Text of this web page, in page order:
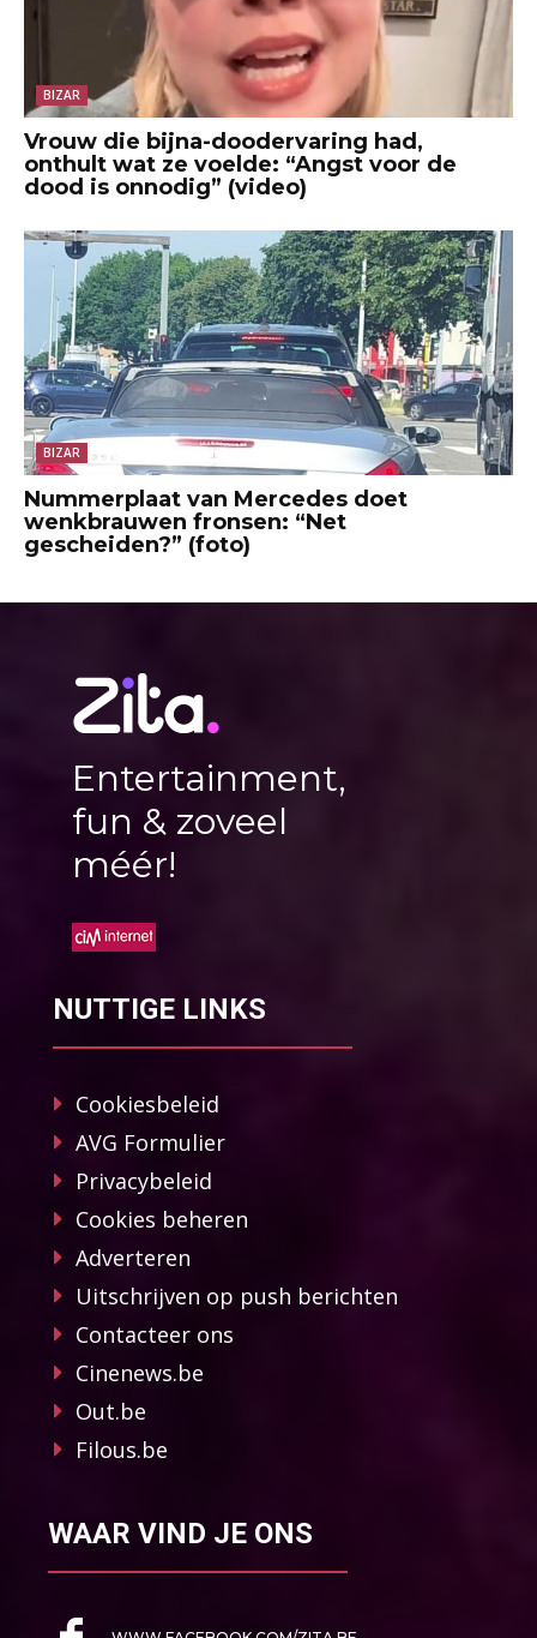
BIZAR
Vrouw die bijna-doodervaring had,
onthult wat ze voelde: “Angst voor de
dood is onnodig” (video)
BIZAR
Nummerplaat van Mercedes doet
wenkbrauwen fronsen: “Net
gescheiden?” (foto)
Entertainment,
fun & zoveel
méér!
NUTTIGE LINKS
Cookiesbeleid
AVG Formulier
Privacybeleid
Cookies beheren
Adverteren
Uitschrijven op push berichten
Contacteer ons
Cinenews.be
Out.be
Filous.be
WAAR VIND JE ONS